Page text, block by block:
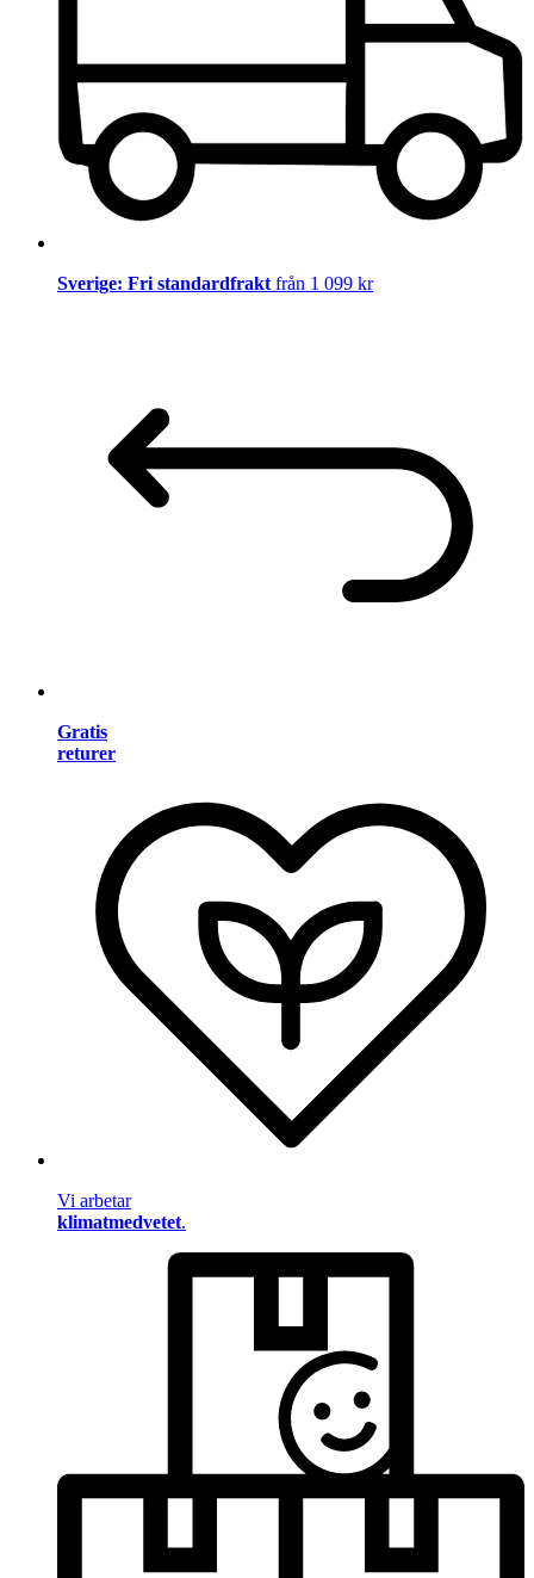
Sverige: Fri standardfrakt från 1 099 kr
Gratis
returer
Vi arbetar
klimatmedvetet.